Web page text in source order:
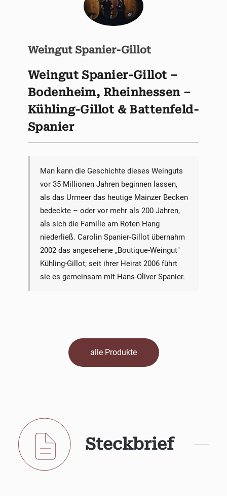
Weingut Spanier-Gillot
Weingut Spanier-Gillot –
Bodenheim, Rheinhessen –
Kühling-Gillot & Battenfeld-
Spanier
Man kann die Geschichte dieses Weinguts
vor 35 Millionen Jahren beginnen lassen,
als das Urmeer das heutige Mainzer Becken
bedeckte – oder vor mehr als 200 Jahren,
als sich die Familie am Roten Hang
niederließ. Carolin Spanier-Gillot übernahm
2002 das angesehene „Boutique-Weingut"
Kühling-Gillot; seit ihrer Heirat 2006 führt
sie es gemeinsam mit Hans-Oliver Spanier.
alle Produkte
Steckbrief